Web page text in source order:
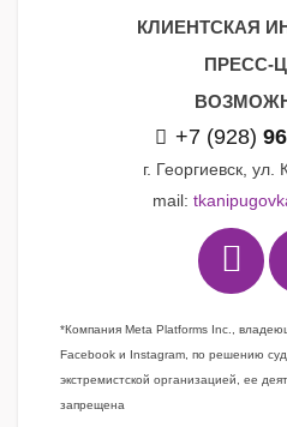
КЛИЕНТСКАЯ
ПРЕСС-
+7 (928)
г. Георгиевск,
mail:
*Компания Meta Platforms Inc.,
Facebook и Instagram, по решению
экстремистской организацией, ее
запрещена